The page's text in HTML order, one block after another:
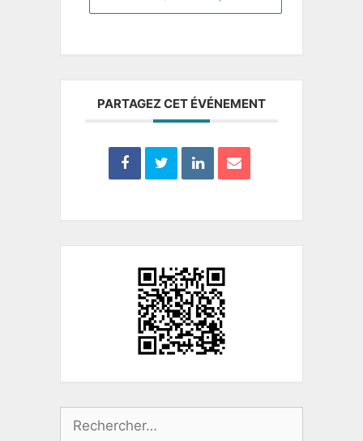
PARTAGEZ CET ÉVÉNEMENT